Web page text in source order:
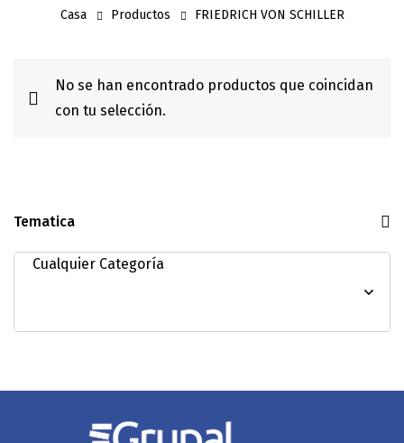
Casa Productos FRIEDRICH VON SCHILLER
Tematica
No se han encontrado productos que coincidan
con tu selección.